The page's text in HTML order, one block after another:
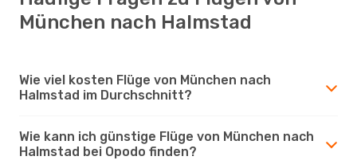
München nach Halmstad
Wie viel kosten Flüge von München nach
Halmstad im Durchschnitt?
Wie kann ich günstige Flüge von München nach
Halmstad bei Opodo finden?